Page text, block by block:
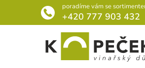
obsah
poradíme vám se
+420 777 903 432